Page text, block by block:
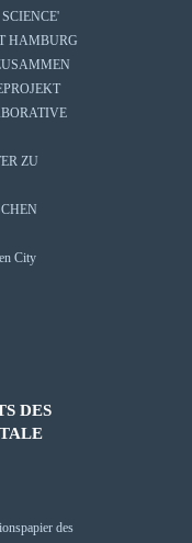
HAMBURG
ZU
DES